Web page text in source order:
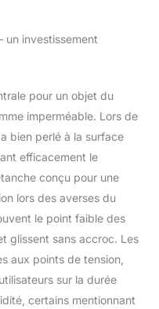
de longues
la charge sur
La sangle
permettent de
sac à dos laptop
plus
▼ Double
intégré : Les
( type A et
pour homme
de connecter
externe à
investissement
pour un objet du
imperméable. Lors de
bien perlé à la surface
efficacement le
conçu pour une
lors des averses du
le point faible des
glissent sans accroc. Les
aux points de tension,
sur la durée
certains mentionnant